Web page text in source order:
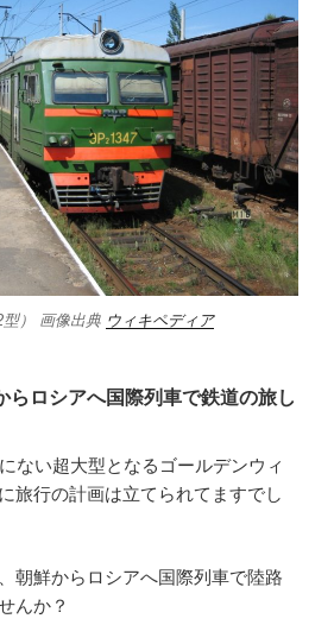
） 画像出典 ウィキペディア
らロシアへ国際列車で鉄道の旅し
ない超大型となるゴールデンウィ
旅行の計画は立てられてますでし
朝鮮からロシアへ国際列車で陸路
んか？